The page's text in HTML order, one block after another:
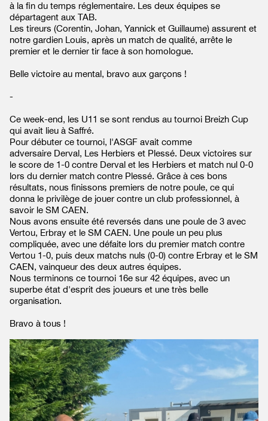
à la fin du temps réglementaire. Les deux équipes se
départagent aux TAB.
Les tireurs (Corentin, Johan, Yannick et Guillaume) assurent et
notre gardien Louis, après un match de qualité, arrête le
premier et le dernier tir face à son homologue.
Belle victoire au mental, bravo aux garçons !
-
Ce week-end, les U11 se sont rendus au tournoi Breizh Cup
qui avait lieu à Saffré.
Pour débuter ce tournoi, l'ASGF avait comme
adversaire Derval, Les Herbiers et Plessé. Deux victoires sur
le score de 1-0 contre Derval et les Herbiers et match nul 0-0
lors du dernier match contre Plessé. Grâce à ces bons
résultats, nous finissons premiers de notre poule, ce qui
donna le privilège de jouer contre un club professionnel, à
savoir le SM CAEN.
Nous avons ensuite été reversés dans une poule de 3 avec
Vertou, Erbray et le SM CAEN. Une poule un peu plus
compliquée, avec une défaite lors du premier match contre
Vertou 1-0, puis deux matchs nuls (0-0) contre Erbray et le SM
CAEN, vainqueur des deux autres équipes.
Nous terminons ce tournoi 16e sur 42 équipes, avec un
superbe état d'esprit des joueurs et une très belle
organisation.
Bravo à tous !